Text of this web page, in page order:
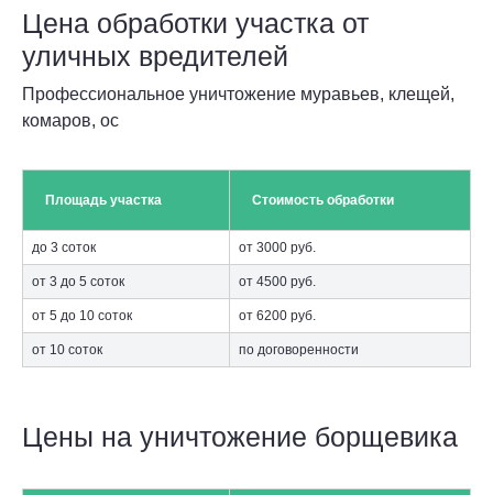
Цена обработки участка от
уличных вредителей
Профессиональное уничтожение муравьев, клещей,
комаров, ос
Площадь участка Стоимость обработки
до 3 соток от 3000 руб.
от 3 до 5 соток от 4500 руб.
от 5 до 10 соток от 6200 руб.
от 10 соток по договоренности
Цены на уничтожение борщевика